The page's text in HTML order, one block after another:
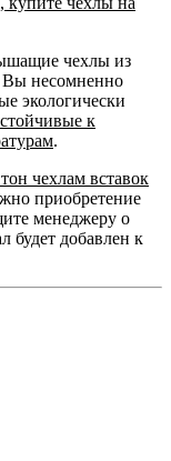
чехлы из
Вы несомненно
экологически
к
.
чехлам вставок
приобретение
менеджеру о
будет добавлен к